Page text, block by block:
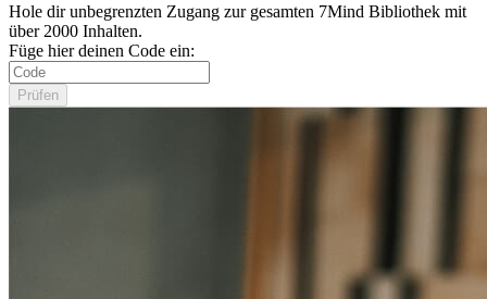
Hole dir unbegrenzten Zugang zur gesamten 7Mind Bibliothek mit
über 2000 Inhalten.
Füge hier deinen Code ein:
Prüfen